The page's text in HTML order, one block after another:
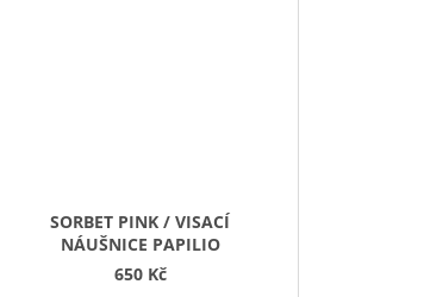
SORBET PINK / VISACÍ
NÁUŠNICE PAPILIO
650 Kč